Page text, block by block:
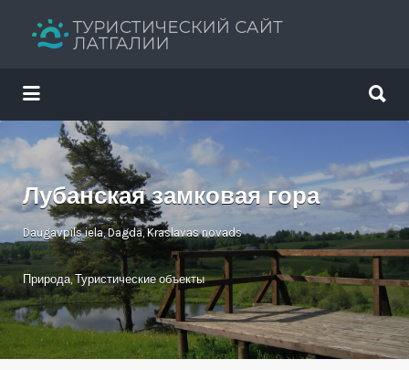
Путеводитель твоего отдыха
Искать:
Лубанская замковая гора
Daugavpils iela, Dagda, Kraslavas novads
Природа,Туристические объекты